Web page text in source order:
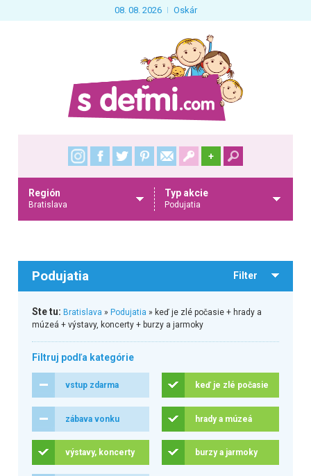
08. 08. 2026 Oskár
+
Región
Bratislava
Typ akcie
Podujatia
Podujatia Filter
Ste tu: Bratislava » Podujatia » keď je zlé počasie + hrady a
múzeá + výstavy, koncerty + burzy a jarmoky
Filtruj podľa kategórie
vstup zdarma keď je zlé počasie
zábava vonku hrady a múzeá
výstavy, koncerty burzy a jarmoky